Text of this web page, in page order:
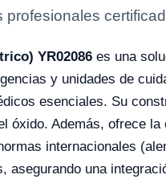
YR02086 es una
y unidades de
esenciales. Su
óxido. Además, ofrece
internacionales
asegurando una